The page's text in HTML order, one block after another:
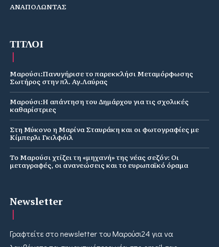
ΑΝΑΠΟΛΩΝΤΑΣ
ΤΙΤΛΟΙ
Μαρούσι:Πανυγήρισε το παρεκκλήσι Μεταμόρφωσης
Σωτήρος στην πλ. Αγ.Λαύρας
Μαρούσι:Η απάντηση του Δημάρχου για τις σχολικές
καθαρίστριες
Στη Μύκονο η Μαρίνα Σταυράκη και οι φωτογραφίες με
Κίμπερλι Γκιλφόιλ
Το Μαρούσι χτίζει τη «μηχανή» της νέας σεζόν: Οι
μεταγραφές, οι ανανεώσεις και το ευρωπαϊκό όραμα
Newsletter
Γραφτείτε στο newsletter του Μαρούσι24 για να